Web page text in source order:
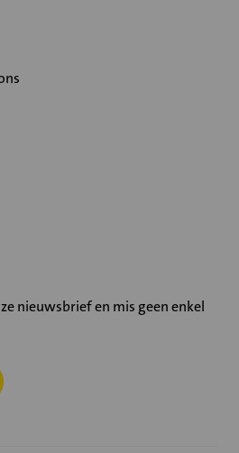
nieuwsbrief en mis geen enkel